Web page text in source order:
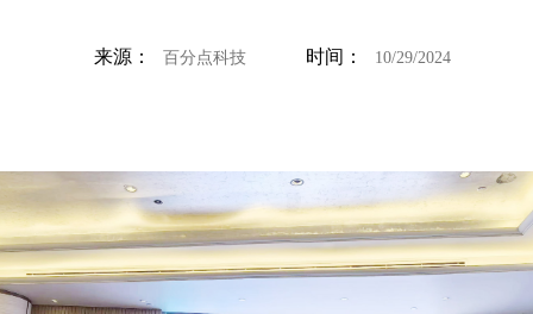
来源： 百分点科技 时间： 10/29/2024